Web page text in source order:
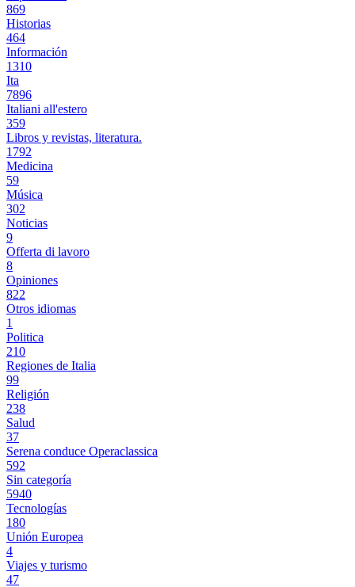
869
Historias
464
Información
1310
Ita
7896
Italiani all'estero
359
Libros y revistas, literatura.
1792
Medicina
59
Música
302
Noticias
9
Offerta di lavoro
8
Opiniones
822
Otros idiomas
1
Politica
210
Regiones de Italia
99
Religión
238
Salud
37
Serena conduce Operaclassica
592
Sin categoría
5940
Tecnologías
180
Unión Europea
4
Viajes y turismo
47